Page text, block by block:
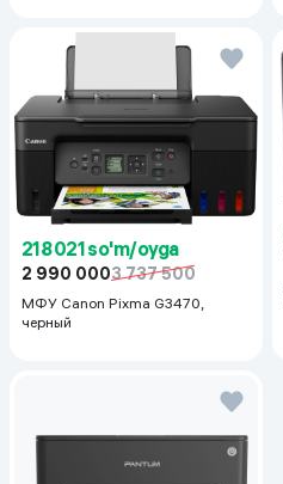
218 021 so'm/oyga
2 990 0003 737 500
МФУ Canon Pixma G3470,
черный